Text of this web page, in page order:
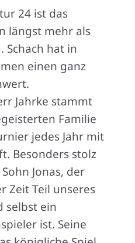
24 ist das
längst mehr als
Schach hat in
einen ganz
Jahrke stammt
Familie
jedes Jahr mit
Besonders stolz
Jonas, der
Zeit Teil unseres
selbst ein
ist. Seine